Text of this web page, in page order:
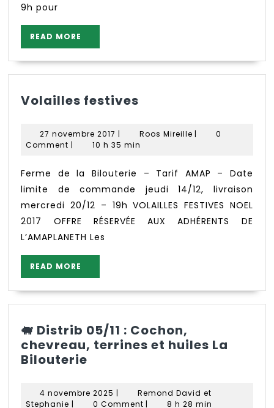
9h pour
READ MORE
MORE
Volailles festives
27 novembre 2017 27
novembre
| Roos MireilleRoos
|
0
Comment | 10 h 35 min
Ferme de la Bilouterie – Tarif AMAP – Date
limite de commande jeudi 14/12, livraison
mercredi 20/12 – 19h VOLAILLES FESTIVES NOEL
2017 OFFRE RÉSERVÉE AUX ADHÉRENTS DE
L’AMAPLANETH Les
READ MORE
MORE
🐖 Distrib 05/11 : Cochon,
chevreau, terrines et huiles La
Bilouterie
05/11
4 novembre 2025 4
novembre
|
Remond David et
Stephanie Remond
| 0 Comment | 8 h 28 min